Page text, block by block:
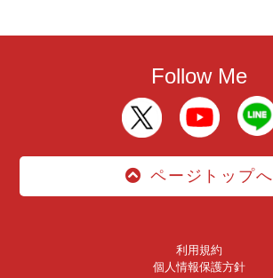
Follow Me
ページトップへ
利用規約
個人情報保護方針